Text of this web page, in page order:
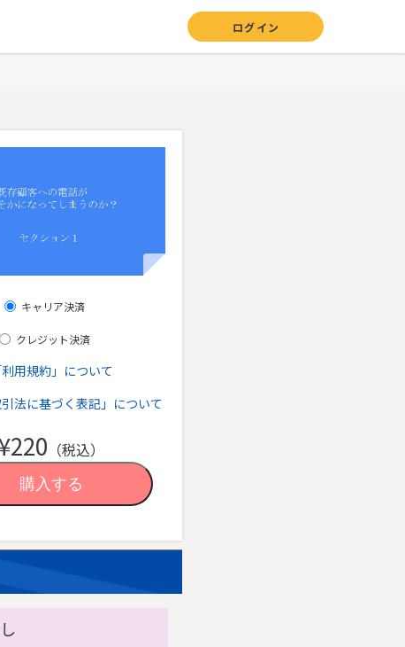
ログイン
キャリア決済
クレジット決済
利用規約」について
引法に基づく表記」について
（税込）